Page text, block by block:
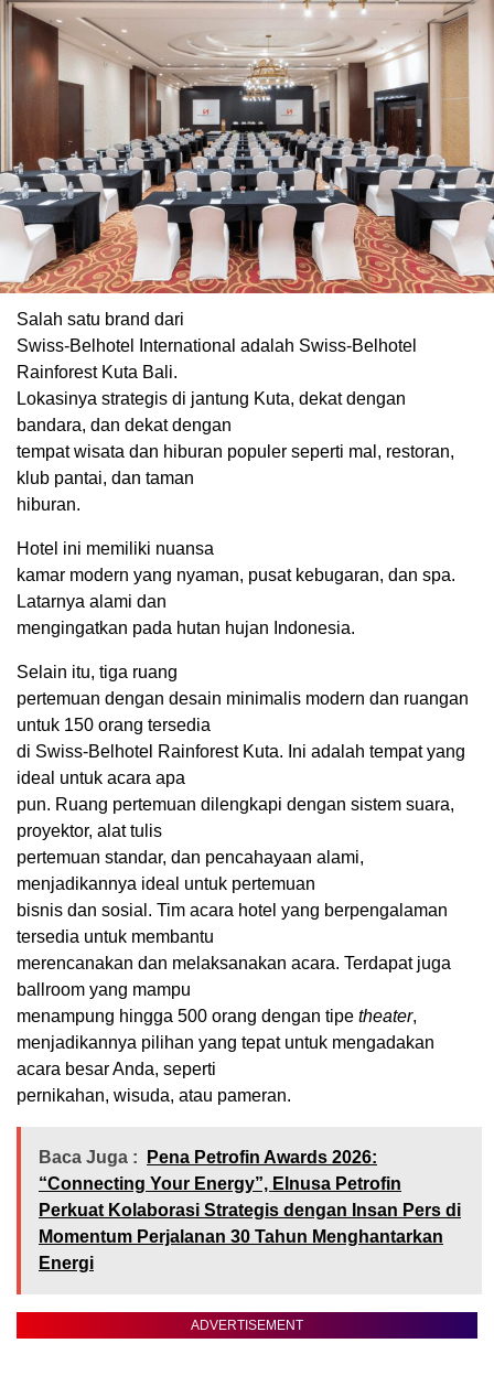
Salah satu brand dari
Swiss-Belhotel International adalah Swiss-Belhotel
Rainforest Kuta Bali.
Lokasinya strategis di jantung Kuta, dekat dengan
bandara, dan dekat dengan
tempat wisata dan hiburan populer seperti mal, restoran,
klub pantai, dan taman
hiburan.
Hotel ini memiliki nuansa
kamar modern yang nyaman, pusat kebugaran, dan spa.
Latarnya alami dan
mengingatkan pada hutan hujan Indonesia.
Selain itu, tiga ruang
pertemuan dengan desain minimalis modern dan ruangan
untuk 150 orang tersedia
di Swiss-Belhotel Rainforest Kuta. Ini adalah tempat yang
ideal untuk acara apa
pun. Ruang pertemuan dilengkapi dengan sistem suara,
proyektor, alat tulis
pertemuan standar, dan pencahayaan alami,
menjadikannya ideal untuk pertemuan
bisnis dan sosial. Tim acara hotel yang berpengalaman
tersedia untuk membantu
merencanakan dan melaksanakan acara. Terdapat juga
ballroom yang mampu
menampung hingga 500 orang dengan tipe theater,
menjadikannya pilihan yang tepat untuk mengadakan
acara besar Anda, seperti
pernikahan, wisuda, atau pameran.
Baca Juga :
Pena Petrofin Awards 2026:
“Connecting Your Energy”, Elnusa Petrofin
Perkuat Kolaborasi Strategis dengan Insan Pers di
Momentum Perjalanan 30 Tahun Menghantarkan
Energi
ADVERTISEMENT